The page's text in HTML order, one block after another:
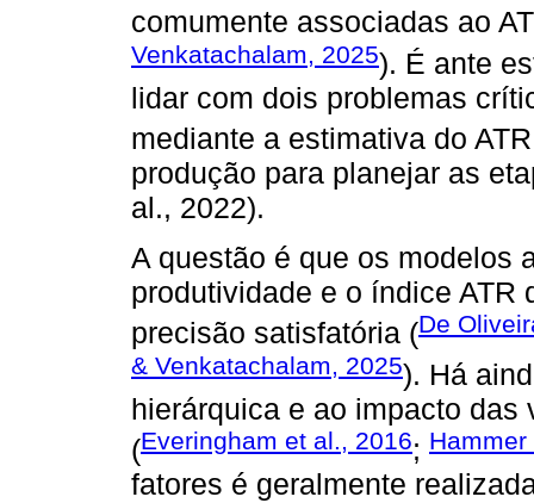
comumente associadas ao
Venkatachalam, 2025). É ante
lidar com dois problemas
mediante a estimativa do
produção para planejar as
al., 2022).
A questão é que os modelos
produtividade e o índice ATR
precisão satisfatória (De
& Venkatachalam, 2025). Há
hierárquica e ao impacto
(Everingham et al., 2016;
fatores é geralmente